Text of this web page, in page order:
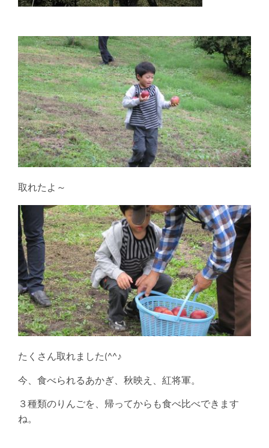
取れたよ～
たくさん取れました(^^♪
今、食べられるあかぎ、秋映え、紅将軍。
３種類のりんごを、帰ってからも食べ比べできます
ね。